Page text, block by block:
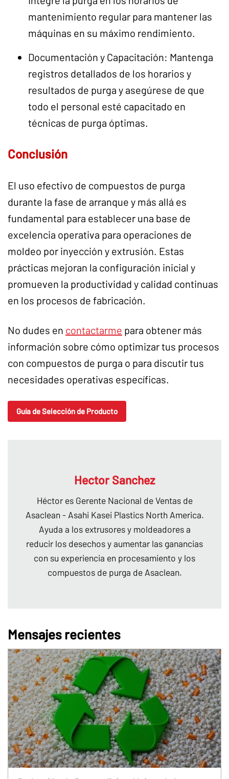
mantenimiento regular para mantener las
máquinas en su máximo rendimiento.
Documentación y Capacitación: Mantenga
registros detallados de los horarios y
resultados de purga y asegúrese de que
todo el personal esté capacitado en
técnicas de purga óptimas.
Conclusión
El uso efectivo de compuestos de purga
durante la fase de arranque y más allá es
fundamental para establecer una base de
excelencia operativa para operaciones de
moldeo por inyección y extrusión. Estas
prácticas mejoran la configuración inicial y
promueven la productividad y calidad continuas
en los procesos de fabricación.
No dudes en contactarme para obtener más
información sobre cómo optimizar tus procesos
con compuestos de purga o para discutir tus
necesidades operativas específicas.
Guía de Selección de Producto
Hector Sanchez
Héctor es Gerente Nacional de Ventas de
Asaclean - Asahi Kasei Plastics North America.
Ayuda a los extrusores y moldeadores a
reducir los desechos y aumentar las ganancias
con su experiencia en procesamiento y los
compuestos de purga de Asaclean.
Mensajes recientes